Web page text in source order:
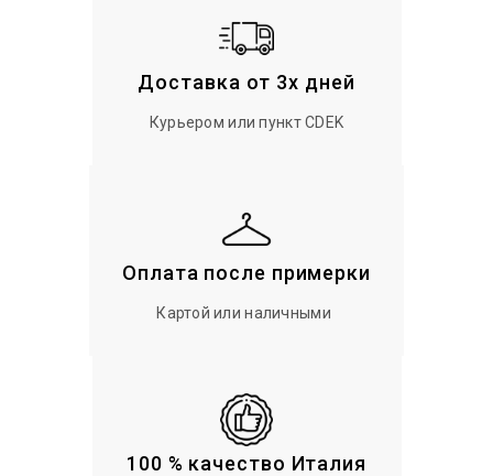
Доставка от 3х дней
Курьером или пункт CDEK
Оплата после примерки
Картой или наличными
100 % качество Италия